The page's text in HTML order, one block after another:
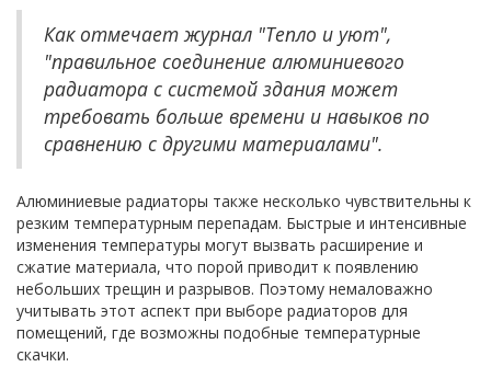
Как отмечает журнал "Тепло и уют",
"правильное соединение алюминиевого
радиатора с системой здания может
требовать больше времени и навыков по
сравнению с другими материалами".
Алюминиевые радиаторы также несколько чувствительны к
резким температурным перепадам. Быстрые и интенсивные
изменения температуры могут вызвать расширение и
сжатие материала, что порой приводит к появлению
небольших трещин и разрывов. Поэтому немаловажно
учитывать этот аспект при выборе радиаторов для
помещений, где возможны подобные температурные
скачки.